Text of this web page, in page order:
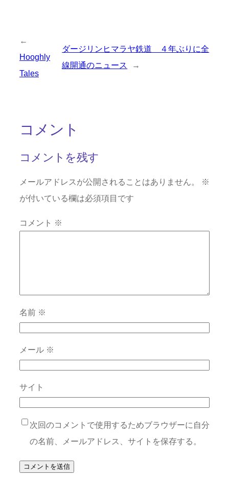
←
Hooghly
Tales
ダージリンヒマラヤ鉄道 ４年ぶりに全
線開通のニュース
→
コメント
コメントを残す
メールアドレスが公開されることはありません。
※
が付いている欄は必須項目です
コメント ※
名前 ※
メール ※
サイト
次回のコメントで使用するためブラウザーに自分
の名前、メールアドレス、サイトを保存する。